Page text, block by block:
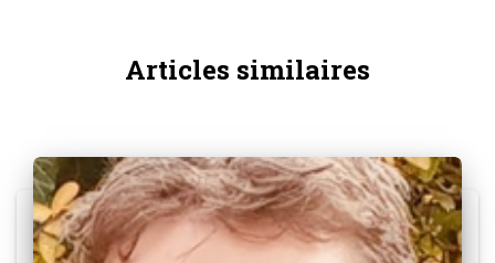
Articles similaires